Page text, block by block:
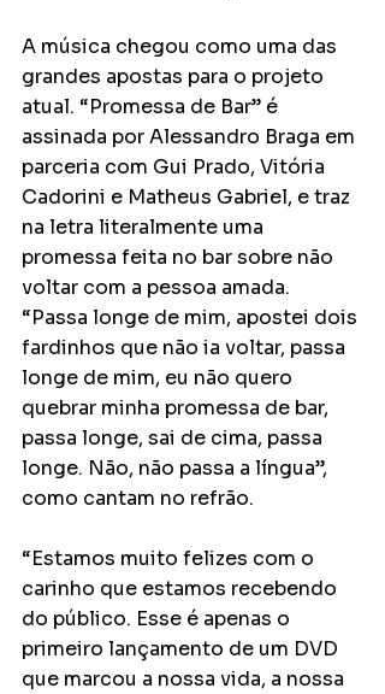
A música chegou como uma das
grandes apostas para o projeto
atual. “Promessa de Bar” é
assinada por Alessandro Braga em
parceria com Gui Prado, Vitória
Cadorini e Matheus Gabriel, e traz
na letra literalmente uma
promessa feita no bar sobre não
voltar com a pessoa amada.
“Passa longe de mim, apostei dois
fardinhos que não ia voltar, passa
longe de mim, eu não quero
quebrar minha promessa de bar,
passa longe, sai de cima, passa
longe. Não, não passa a língua”,
como cantam no refrão.
“Estamos muito felizes com o
carinho que estamos recebendo
do público. Esse é apenas o
primeiro lançamento de um DVD
que marcou a nossa vida, a nossa